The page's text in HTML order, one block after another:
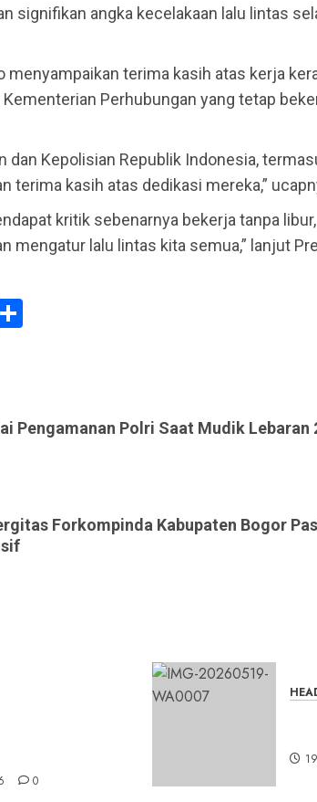
signifikan angka kecelakaan lalu lintas
menyampaikan terima kasih atas kerja
Kementerian Perhubungan yang tetap
dan Kepolisian Republik Indonesia,
terima kasih atas dedikasi mereka,”
kritik sebenarnya bekerja tanpa
mengatur lalu lintas kita semua,” lanjut
Pengamanan Polri Saat Mudik
Forkompinda Kabupaten Bogor
0